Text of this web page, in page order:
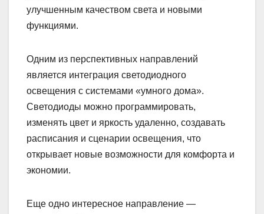
улучшенным качеством света и новыми
функциями.
Одним из перспективных направлений
является интеграция светодиодного
освещения с системами «умного дома».
Светодиоды можно программировать,
изменять цвет и яркость удаленно, создавать
расписания и сценарии освещения, что
открывает новые возможности для комфорта и
экономии.
Еще одно интересное направление —